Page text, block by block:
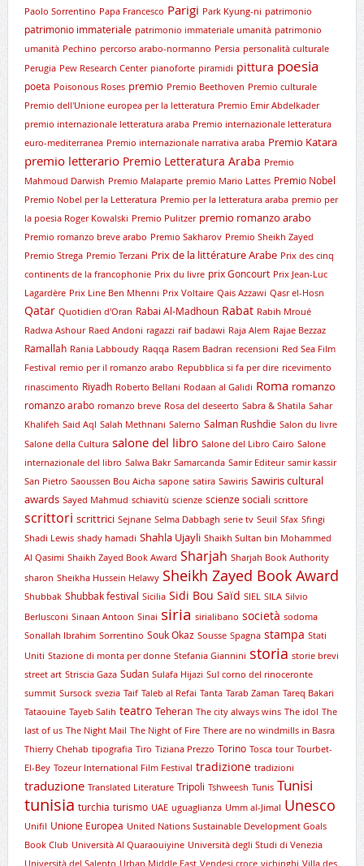
Paolo Sorrentino Papa Francesco Parigi Park Kyung-ni patrimonio
patrimonio immateriale patrimonio immateriale umanità patrimonio
umanità Pechino percorso arabo-normanno Persia personalità culturale
Perugia Pew Research Center pianoforte piramidi pittura poesia
poeta Poisonous Roses premio Premio Beethoven Premio culturale
Premio dell'Unione europea per la letteratura Premio Emir Abdelkader
premio internazionale letteratura araba Premio internazionale letteratura
euro-mediterranea Premio internazionale narrativa araba Premio Katara
premio letterario Premio Letteratura Araba Premio
Mahmoud Darwish Premio Malaparte premio Mario Lattes Premio Nobel
Premio Nobel per la Letteratura Premio per la letteratura araba premio per
la poesia Roger Kowalski Premio Pulitzer premio romanzo arabo
Premio romanzo breve arabo Premio Sakharov Premio Sheikh Zayed
Premio Strega Premio Terzani Prix de la littérature Arabe Prix des cinq
continents de la francophonie Prix du livre prix Goncourt Prix Jean-Luc
Lagardère Prix Line Ben Mhenni Prix Voltaire Qais Azzawi Qasr el-Hosn
Qatar Quotidien d'Oran Rabai Al-Madhoun Rabat Rabih Mroué
Radwa Ashour Raed Andoni ragazzi raif badawi Raja Alem Rajae Bezzaz
Ramallah Rania Labboudy Raqqa Rasem Badran recensioni Red Sea Film
Festival remio per il romanzo arabo Repubblica si fa per dire ricevimento
rinascimento Riyadh Roberto Bellani Rodaan al Galidi Roma romanzo
romanzo arabo romanzo breve Rosa del deseerto Sabra & Shatila Sahar
Khalifeh Said Aql Salah Methnani Salerno Salman Rushdie Salon du livre
Salone della Cultura salone del libro Salone del Libro Cairo Salone
internazionale del libro Salwa Bakr Samarcanda Samir Editeur samir kassir
San Pietro Saoussen Bou Aicha sapone satira Sawiris Sawiris cultural
awards Sayed Mahmud schiavitù scienze scienze sociali scrittore
scrittori scrittrici Sejnane Selma Dabbagh serie tv Seuil Sfax Sfingi
Shadi Lewis shady hamadi Shahla Ujayli Shaikh Sultan bin Mohammed
Al Qasimi Shaikh Zayed Book Award Sharjah Sharjah Book Authority
sharon Sheikha Hussein Helawy Sheikh Zayed Book Award
Shubbak Shubbak festival Sicilia Sidi Bou Saïd SIEL SILA Silvio
Berlusconi Sinaan Antoon Sinai siria sirialibano società sodoma
Sonallah Ibrahim Sorrentino Souk Okaz Sousse Spagna stampa Stati
Uniti Stazione di monta per donne Stefania Giannini storia storie brevi
street art Striscia Gaza Sudan Sulafa Hijazi Sul corno del rinoceronte
summit Sursock svezia Taif Taleb al Refai Tanta Tarab Zaman Tareq Bakari
Tataouine Tayeb Salih teatro Teheran The city always wins The idol The
last of us The Night Mail The Night of Fire There are no windmills in Basra
Thierry Chehab tipografia Tiro Tiziana Prezzo Torino Tosca tour Tourbet-
El-Bey Tozeur International Film Festival tradizione tradizioni
traduzione Translated Literature Tripoli Tshweesh Tunis Tunisi
tunisia turchia turismo UAE uguaglianza Umm al-Jimal Unesco
Unifil Unione Europea United Nations Sustainable Development Goals
Book Club Università Al Quaraouiyine Università degli Studi di Venezia
Università del Salento Urban Middle East Vendesi croce vichinghi Villa des